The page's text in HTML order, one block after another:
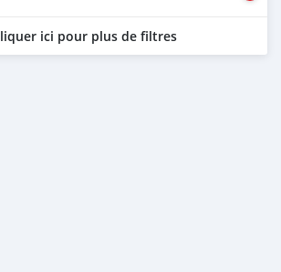
ici pour plus de filtres